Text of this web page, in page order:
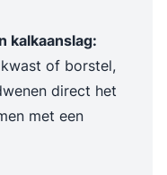
kalkaanslag:
of borstel,
direct het
met een